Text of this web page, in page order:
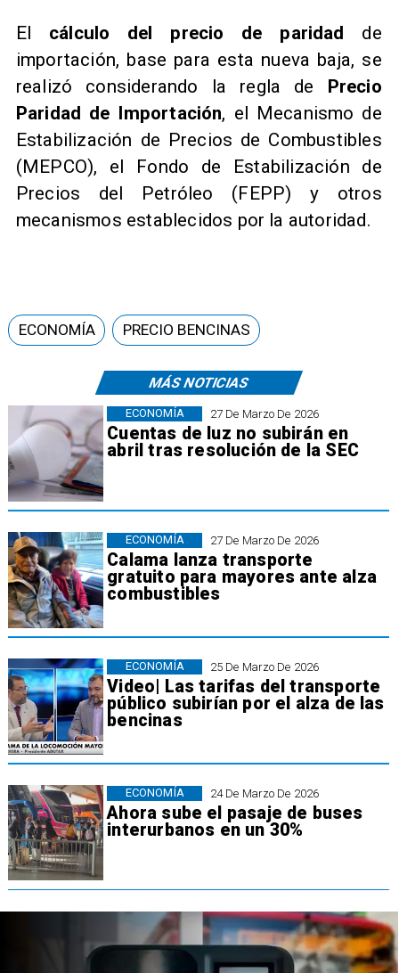
El cálculo del precio de paridad de
importación, base para esta nueva baja, se
realizó considerando la regla de Precio
Paridad de Importación, el Mecanismo de
Estabilización de Precios de Combustibles
(MEPCO), el Fondo de Estabilización de
Precios del Petróleo (FEPP) y otros
mecanismos establecidos por la autoridad.
MÁS NOTICIAS
27 De Marzo De 2026
Cuentas de luz no subirán en
abril tras resolución de la SEC
ECONOMÍA
27 De Marzo De 2026
Calama lanza transporte
gratuito para mayores ante alza
combustibles
ECONOMÍA
25 De Marzo De 2026
Video| Las tarifas del transporte
público subirían por el alza de las
bencinas
ECONOMÍA
24 De Marzo De 2026
Ahora sube el pasaje de buses
interurbanos en un 30%
ECONOMÍA
ECONOMÍA PRECIO BENCINAS